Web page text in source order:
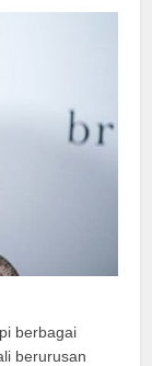
berbagai
berurusan